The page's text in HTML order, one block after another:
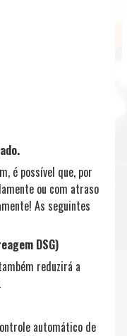
é possível que, por
ou com atraso
As seguintes
DSG)
reduzirá a
automático de